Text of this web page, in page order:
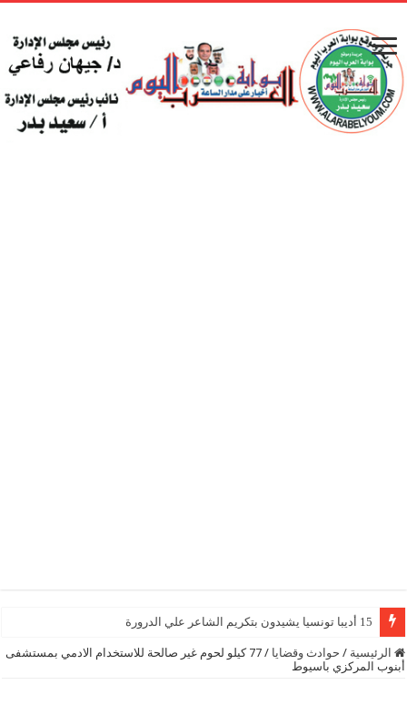
15 أديبا تونسيا يشيدون بتكريم الشاعر علي الدرورة
الرئيسية / حوادث وقضايا /
77 كيلو لحوم غير صالحة للاستخدام الادمي بمستشفى
أبنوب المركزي باسيوط